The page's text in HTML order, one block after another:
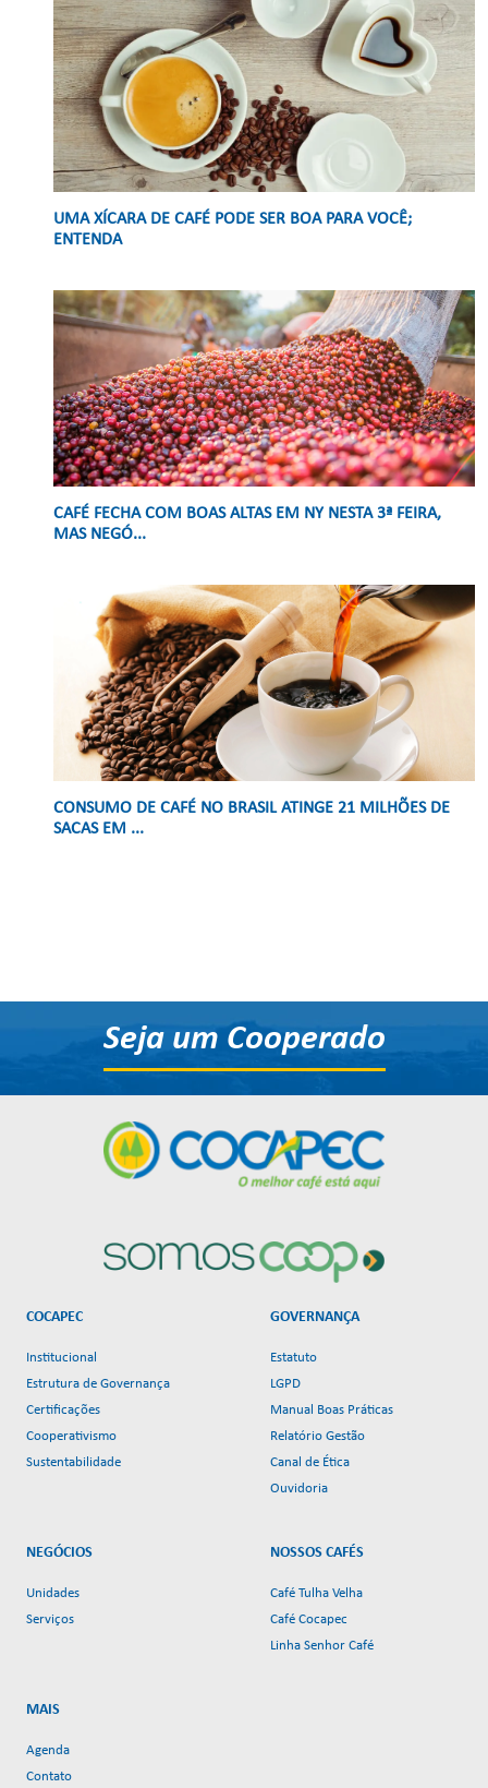
UMA XÍCARA DE CAFÉ PODE SER BOA PARA VOCÊ;
ENTENDA
CAFÉ FECHA COM BOAS ALTAS EM NY NESTA 3ª FEIRA,
MAS NEGÓ...
CONSUMO DE CAFÉ NO BRASIL ATINGE 21 MILHÕES DE
SACAS EM ...
Seja um Cooperado
COCAPEC
Institucional
Estrutura de Governança
Certificações
Cooperativismo
Sustentabilidade
GOVERNANÇA
Estatuto
LGPD
Manual Boas Práticas
Relatório Gestão
Canal de Ética
Ouvidoria
NEGÓCIOS
Unidades
Serviços
NOSSOS CAFÉS
Café Tulha Velha
Café Cocapec
Linha Senhor Café
MAIS
Agenda
Contato